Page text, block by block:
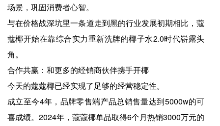
场景，巩固消费者心智。
与在价格战深坑里一条道走到黑的行业发展初期相比，蔻
蔻椰开始在靠综合实力重新洗牌的椰子水2.0时代崭露头
角。
合作共赢：和更多的经销商伙伴携手开椰
今天的蔻蔻椰已经实现了足够的经营稳定性。
成立至今4年，品牌零售端产品总销售量达到5000w的可
喜成绩。2024年，蔻蔻椰单品取得6个月热销3000万元的